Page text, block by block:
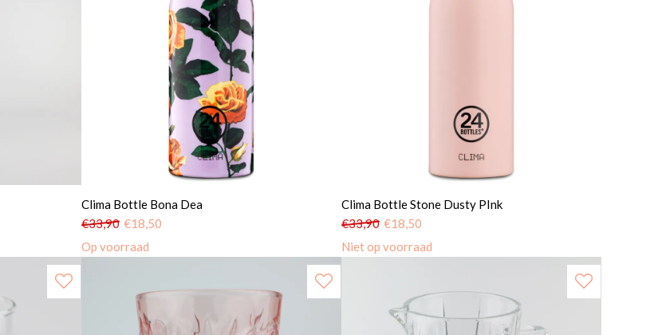
Clima Bottle Bona Dea
€33,90 €18,50
Op voorraad
Clima Bottle Stone Dusty PInk
€33,90 €18,50
Niet op voorraad